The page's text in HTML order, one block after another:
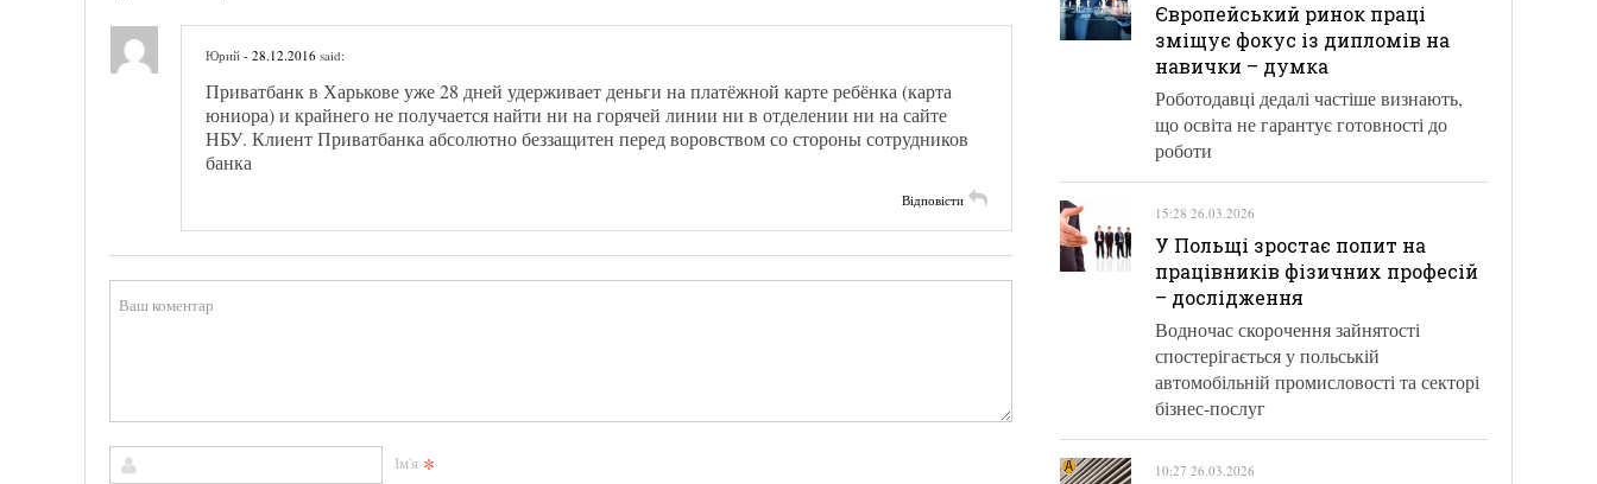
Юрий - 28.12.2016 said:
Приватбанк в Харькове уже 28 дней удерживает деньги на платёжной карте ребёнка (карта
юниора) и крайнего не получается найти ни на горячей линии ни в отделении ни на сайте
НБУ. Клиент Приватбанка абсолютно беззащитен перед воровством со стороны сотрудников
банка
Відповісти
Ім'я *
Європейський ринок праці
зміщує фокус із дипломів на
навички – думка
Роботодавці дедалі частіше визнають,
що освіта не гарантує готовності до
роботи
15:28 26.03.2026
У Польщі зростає попит на
працівників фізичних професій
– дослідження
Водночас скорочення зайнятості
спостерігається у польській
автомобільній промисловості та секторі
бізнес-послуг
10:27 26.03.2026